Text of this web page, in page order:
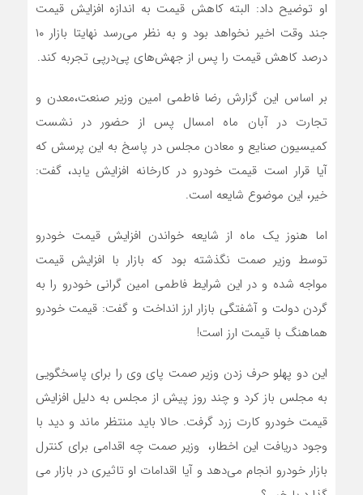
او توضیح داد: البته کاهش قیمت به اندازه افزایش قیمت
جند وقت اخیر نخواهد بود و به نظر می‌رسد نهایتا بازار ۱۰
درصد کاهش قیمت را پس از جهش‌های پی‌درپی تجربه کند.
بر اساس این گزارش رضا فاطمی امین وزیر صنعت،معدن و
تجارت در آبان ماه امسال پس از حضور در نشست
کمیسیون صنایع و معادن مجلس در پاسخ به این پرسش که
آیا قرار است قیمت خودرو در کارخانه افزایش یابد، گفت:
خیر، این موضوع شایعه است.
اما هنوز یک ماه از شایعه خواندن افزایش قیمت خودرو
توسط وزیر صمت نگذشته بود که بازار با افزایش قیمت
مواجه شده و در این شرایط فاطمی امین گرانی خودرو را به
گردن دولت و آشفتگی بازار ارز انداخت و گفت: قیمت خودرو
هماهنگ با قیمت ارز است!
این دو پهلو حرف زدن وزیر صمت پای وی را برای پاسخگویی
به مجلس باز کرد و چند روز پیش از مجلس به دلیل افزایش
قیمت خودرو کارت زرد گرفت. حالا باید منتظر ماند و دید با
وجود دریافت این اخطار، وزیر صمت چه اقدامی برای کنترل
بازار خودرو انجام می‌دهد و آیا اقدامات او تاثیری در بازار می